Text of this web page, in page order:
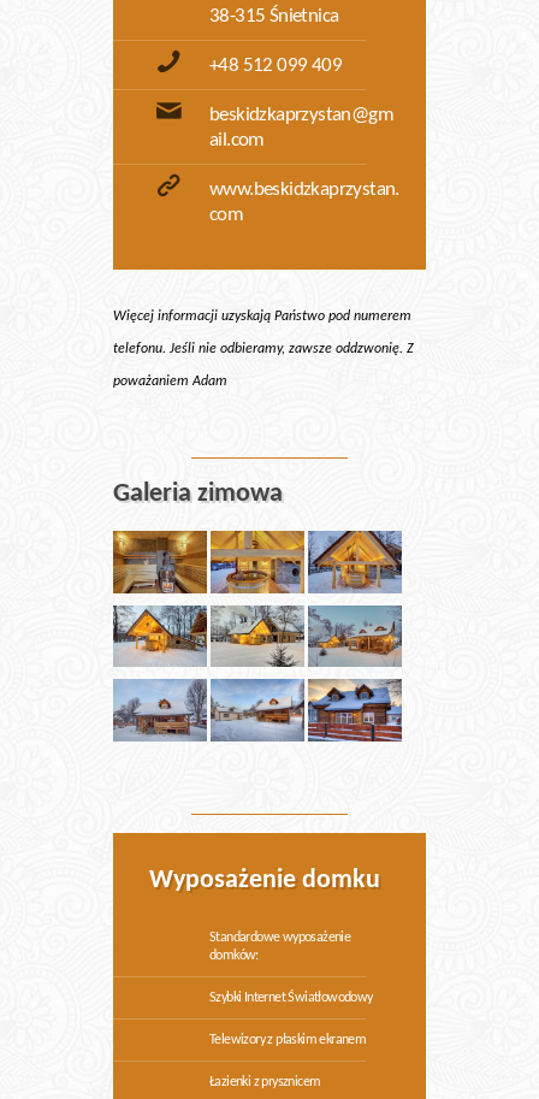
38-315 Śnietnica
+48 512 099 409
beskidzkaprzystan@gm
ail.com
www.beskidzkaprzystan.
com
Więcej informacji uzyskają Państwo pod numerem
telefonu. Jeśli nie odbieramy, zawsze oddzwonię. Z
poważaniem Adam
Galeria zimowa
Wyposażenie domku
Standardowe wyposażenie
domków:
Szybki Internet Światłowodowy
Telewizory z płaskim ekranem
Łazienki z prysznicem